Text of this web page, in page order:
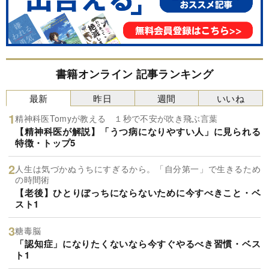
書籍オンライン 記事ランキング
最新
精神科医Tomyが教える １秒で不安が吹き飛ぶ言葉
【精神科医が解説】「うつ病になりやすい人」に見られる
特徴・トップ5
人生は気づかぬうちにすぎるから。「自分第一」で生きるため
の時間術
【老後】ひとりぼっちにならないために今すべきこと・ベ
スト1
糖毒脳
「認知症」になりたくないなら今すぐやるべき習慣・ベス
ト1
昨日 週間 いいね